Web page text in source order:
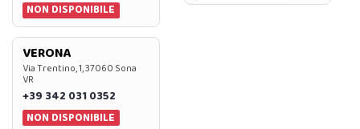
NON DISPONIBILE
VERONA
Via Trentino, 1, 37060 Sona
VR
+39 342 031 0352
NON DISPONIBILE